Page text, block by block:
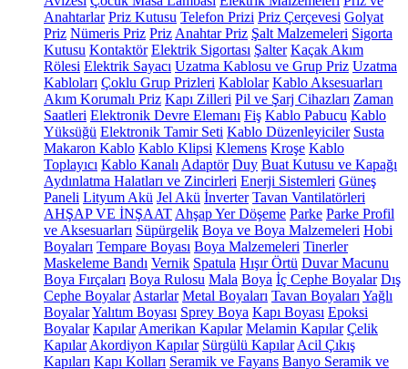
Anahtarlar Priz Kutusu Telefon Prizi Priz Çerçevesi Golyat
Priz Nümeris Priz Priz Anahtar Priz Şalt Malzemeleri Sigorta
Kutusu Kontaktör Elektrik Sigortası Şalter Kaçak Akım
Rölesi Elektrik Sayacı Uzatma Kablosu ve Grup Priz Uzatma
Kabloları Çoklu Grup Prizleri Kablolar Kablo Aksesuarları
Akım Korumalı Priz Kapı Zilleri Pil ve Şarj Cihazları Zaman
Saatleri Elektronik Devre Elemanı Fiş Kablo Pabucu Kablo
Yüksüğü Elektronik Tamir Seti Kablo Düzenleyiciler Susta
Makaron Kablo Kablo Klipsi Klemens Kroşe Kablo
Toplayıcı Kablo Kanalı Adaptör Duy Buat Kutusu ve Kapağı
Aydınlatma Halatları ve Zincirleri Enerji Sistemleri Güneş
Paneli Lityum Akü Jel Akü İnverter Tavan Vantilatörleri
AHŞAP VE İNŞAAT Ahşap Yer Döşeme Parke Parke Profil
ve Aksesuarları Süpürgelik Boya ve Boya Malzemeleri Hobi
Boyaları Tempare Boyası Boya Malzemeleri Tinerler
Maskeleme Bandı Vernik Spatula Hışır Örtü Duvar Macunu
Boya Fırçaları Boya Rulosu Mala Boya İç Cephe Boyalar Dış
Cephe Boyalar Astarlar Metal Boyaları Tavan Boyaları Yağlı
BoyalarYalıtım Boyası Sprey Boya Kapı Boyası Epoksi
Boyalar Kapılar Amerikan Kapılar Melamin Kapılar Çelik
Kapılar Akordiyon Kapılar Sürgülü Kapılar Acil Çıkış
Kapıları Kapı Kolları Seramik ve Fayans Banyo Seramik ve